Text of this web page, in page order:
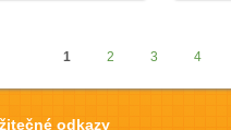
1 2 3 4
odkazy